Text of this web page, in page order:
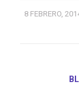
8 FEBRERO,
/